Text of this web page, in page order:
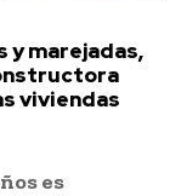
marejadas,
viviendas
es